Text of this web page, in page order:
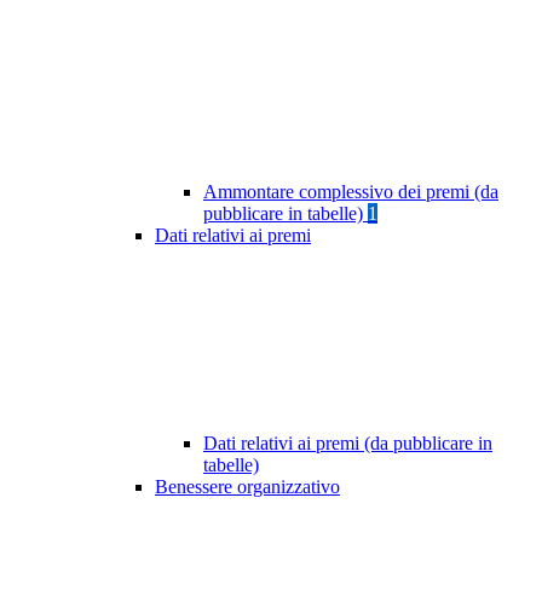
Ammontare complessivo dei premi (da
pubblicare in tabelle) 1
Dati relativi ai premi
Dati relativi ai premi (da pubblicare in
tabelle)
Benessere organizzativo